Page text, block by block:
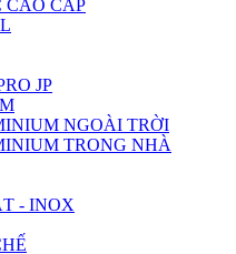
CAO CẤP
JP
NGOÀI TRỜI
TRONG NHÀ
- INOX